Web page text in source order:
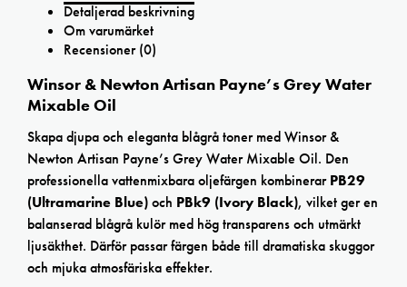
Detaljerad beskrivning
Om varumärket
Recensioner (0)
Winsor & Newton Artisan Payne’s Grey Water
Mixable Oil
Skapa djupa och eleganta blågrå toner med Winsor &
Newton Artisan Payne’s Grey Water Mixable Oil. Den
professionella vattenmixbara oljefärgen kombinerarPB29
(Ultramarine Blue)och PBk9 (Ivory Black), vilket ger en
balanserad blågrå kulör med hög transparens och utmärkt
ljusäkthet. Därför passar färgen både till dramatiska skuggor
och mjuka atmosfäriska effekter.